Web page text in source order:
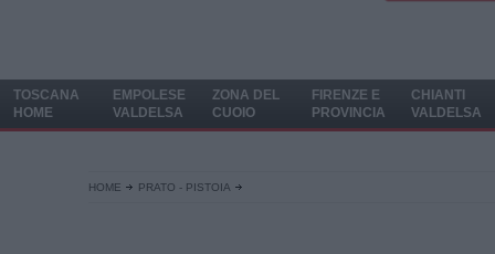
TOSCANA
HOME
EMPOLESE
VALDELSA
ZONA DEL
CUOIO
FIRENZE E
PROVINCIA
CHIANTI
VALDELSA
HOME PRATO - PISTOIA